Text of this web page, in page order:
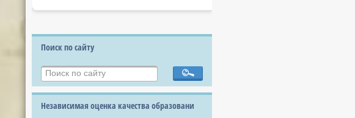
Поиск по сайту
Независимая оценка качества образовани